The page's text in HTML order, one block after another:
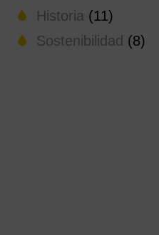
Historia (11)
Sostenibilidad (8)